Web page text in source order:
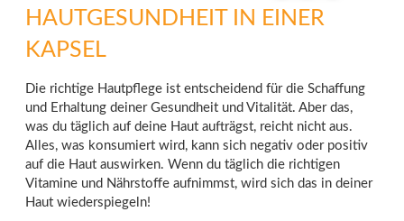
HAUTGESUNDHEIT IN EINER
KAPSEL
Die richtige Hautpflege ist entscheidend für die Schaffung
und Erhaltung deiner Gesundheit und Vitalität. Aber das,
was du täglich auf deine Haut aufträgst, reicht nicht aus.
Alles, was konsumiert wird, kann sich negativ oder positiv
auf die Haut auswirken. Wenn du täglich die richtigen
Vitamine und Nährstoffe aufnimmst, wird sich das in deiner
Haut wiederspiegeln!